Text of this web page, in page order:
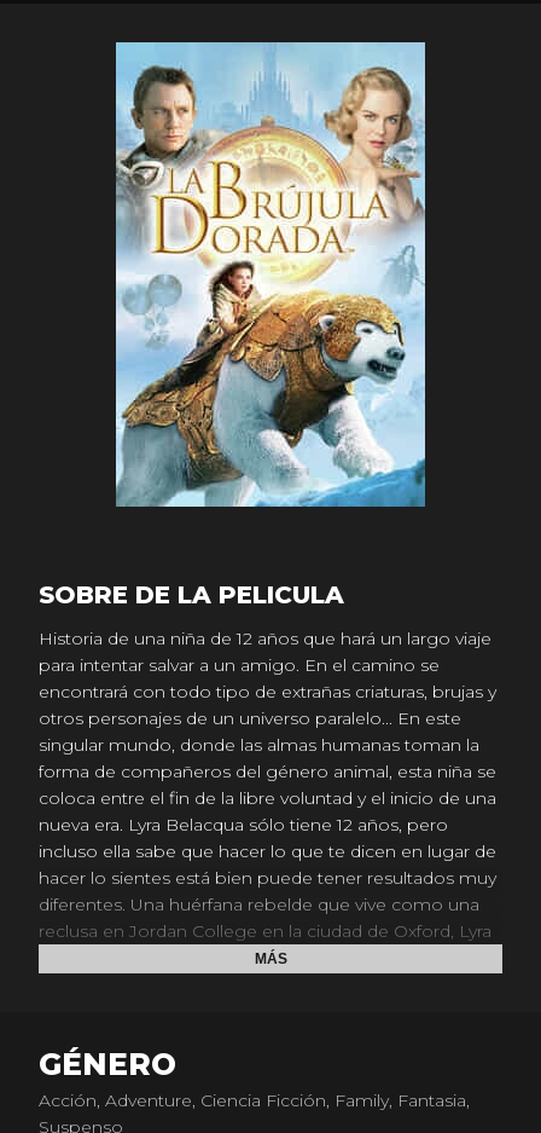
SOBRE DE LA PELICULA
Historia de una niña de 12 años que hará un largo viaje
para intentar salvar a un amigo. En el camino se
encontrará con todo tipo de extrañas criaturas, brujas y
otros personajes de un universo paralelo... En este
singular mundo, donde las almas humanas toman la
forma de compañeros del género animal, esta niña se
coloca entre el fin de la libre voluntad y el inicio de una
nueva era. Lyra Belacqua sólo tiene 12 años, pero
incluso ella sabe que hacer lo que te dicen en lugar de
hacer lo sientes está bien puede tener resultados muy
diferentes. Una huérfana rebelde que vive como una
reclusa en Jordan College en la ciudad de Oxford, Lyra
pertenece a un mundo que es uno de muchos
Ella va a todas partes con su daimonion, un pequeño
animal, siempre cambiante llamado Pantalaimon.
MÁS
GÉNERO
Acción, Adventure, Ciencia Ficción, Family, Fantasia,
Suspenso